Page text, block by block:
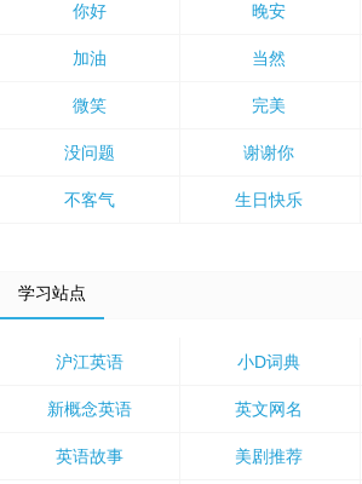
你好 晚安
加油 当然
微笑 完美
没问题 谢谢你
不客气 生日快乐
学习站点
沪江英语 小D词典
新概念英语 英文网名
英语故事 美剧推荐